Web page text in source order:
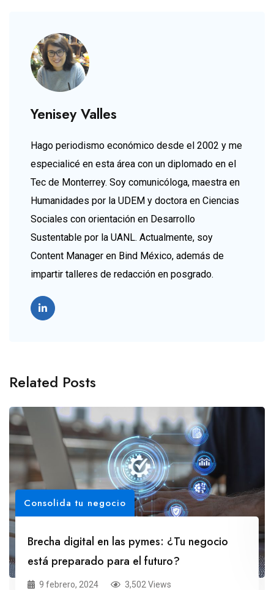
Yenisey Valles
Hago periodismo económico desde el 2002 y me
especialicé en esta área con un diplomado en el
Tec de Monterrey. Soy comunicóloga, maestra en
Humanidades por la UDEM y doctora en Ciencias
Sociales con orientación en Desarrollo
Sustentable por la UANL. Actualmente, soy
Content Manager en Bind México, además de
impartir talleres de redacción en posgrado.
Related Posts
Consolida tu negocio
Brecha digital en las pymes: ¿Tu negocio
está preparado para el futuro?
9 febrero, 2024 3,502 Views